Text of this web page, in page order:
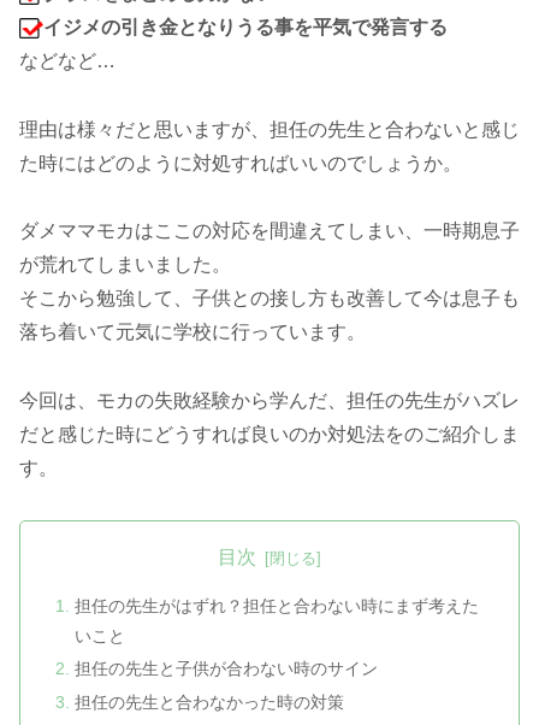
イジメの引き金となりうる事を平気で発言する
などなど…
理由は様々だと思いますが、担任の先生と合わないと感じ
た時にはどのように対処すればいいのでしょうか。
ダメママモカはここの対応を間違えてしまい、一時期息子
が荒れてしまいました。
そこから勉強して、子供との接し方も改善して今は息子も
落ち着いて元気に学校に行っています。
今回は、モカの失敗経験から学んだ、担任の先生がハズレ
だと感じた時にどうすれば良いのか対処法をのご紹介しま
す。
目次
担任の先生がはずれ？担任と合わない時にまず考えた
いこと
担任の先生と子供が合わない時のサイン
担任の先生と合わなかった時の対策